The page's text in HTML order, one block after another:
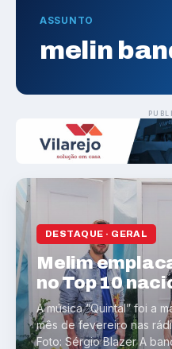
ASSUNTO
melin
DESTAQUE · GERAL
Melim
no Top 10
A música “Quintal” foi a
mês de fevereiro nas
Foto: Sérgio Blazer A